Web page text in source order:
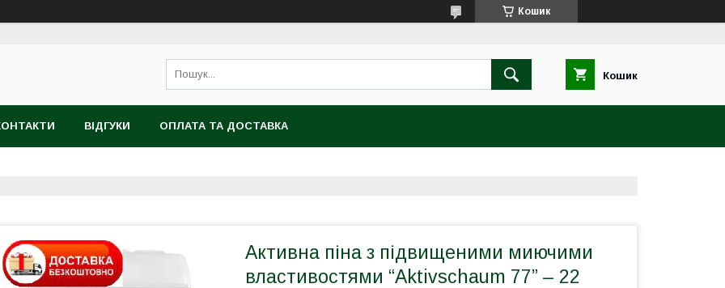
Кошик
Кошик
ВІДГУКИ ОПЛАТА ТА ДОСТАВКА
Активна піна з підвищеними миючими
властивостями “Aktivschaum 77” – 22